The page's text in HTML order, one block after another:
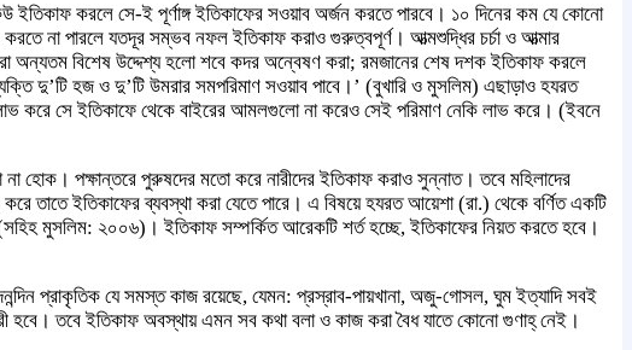
ইতিকাফ করলে সে-ই পূর্ণাঙ্গ ইতিকাফের সওয়াব অর্জন করতে পারবে। ১০ দিনের কম যে কোনো
না পারলে যতদূর সম্ভব নফল ইতিকাফ করাও গুরুত্বপূর্ণ। আত্মশুদ্ধির চর্চা ও আত্মার
অন্যতম বিশেষ উদ্দেশ্য হলো শবে কদর অন্বেষণ করা; রমজানের শেষ দশক ইতিকাফ করলে
দু’টি হজ ও দু’টি উমরার সমপরিমাণ সওয়াব পাবে।’ (বুখারি ও মুসলিম) এছাড়াও হযরত
করে সে ইতিকাফে থেকে বাইরের আমলগুলো না করেও সেই পরিমাণ নেকি লাভ করে। (ইবনে
হোক। পক্ষান্তরে পুরুষদের মতো করে নারীদের ইতিকাফ করাও সুন্নাত। তবে মহিলাদের
করে তাতে ইতিকাফের ব্যবস্থা করা যেতে পারে। এ বিষয়ে হযরত আয়েশা (রা.) থেকে বর্ণিত একটি
মুসলিম: ২০০৬)। ইতিকাফ সম্পর্কিত আরেকটি শর্ত হচ্ছে, ইতিকাফের নিয়ত করতে হবে।
প্রাকৃতিক যে সমস্ত কাজ রয়েছে, যেমন: প্রস্রাব-পায়খানা, অজু-গোসল, ঘুম ইত্যাদি সবই
হবে। তবে ইতিকাফ অবস্থায় এমন সব কথা বলা ও কাজ করা বৈধ যাতে কোনো গুণাহ্ নেই।